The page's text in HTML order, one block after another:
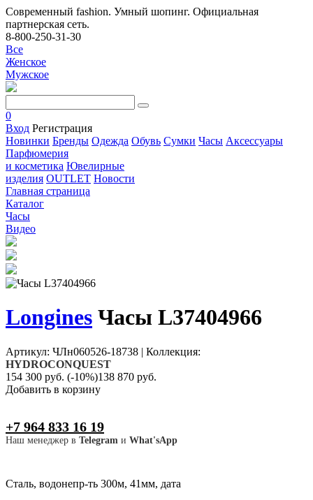
Современный fashion. Умный шопинг. Официальная
партнерская сеть.
8-800-250-31-30
Все
Женское
Мужское
0
Вход Регистрация
Новинки Бренды Одежда Обувь Сумки Часы Аксессуары
Парфюмерия
и косметика Ювелирные
изделия OUTLET Новости
Главная страница
Каталог
Часы
Видео
Longines Часы L37404966
Артикул: ЧЛн060526-18738 | Коллекция:
HYDROCONQUEST
154 300 руб. (-10%)138 870 руб.
Добавить в корзину
+7 964 833 16 19
Наш менеджер в Telegram и What'sApp
Сталь, водонепр-ть 300м, 41мм, дата